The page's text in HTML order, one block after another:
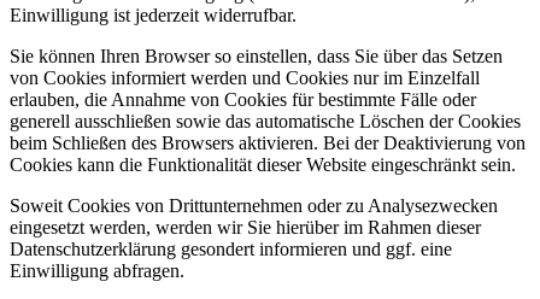
Einwilligung ist jederzeit widerrufbar.
Sie können Ihren Browser so einstellen, dass Sie über das Setzen
von Cookies informiert werden und Cookies nur im Einzelfall
erlauben, die Annahme von Cookies für bestimmte Fälle oder
generell ausschließen sowie das automatische Löschen der Cookies
beim Schließen des Browsers aktivieren. Bei der Deaktivierung von
Cookies kann die Funktionalität dieser Website eingeschränkt sein.
Soweit Cookies von Drittunternehmen oder zu Analysezwecken
eingesetzt werden, werden wir Sie hierüber im Rahmen dieser
Datenschutzerklärung gesondert informieren und ggf. eine
Einwilligung abfragen.